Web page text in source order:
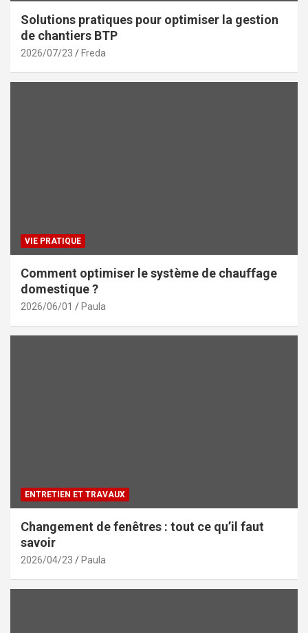
Solutions pratiques pour optimiser la gestion
de chantiers BTP
2026/07/23 Freda
VIE PRATIQUE
Comment optimiser le système de chauffage
domestique ?
2026/06/01 Paula
ENTRETIEN ET TRAVAUX
Changement de fenêtres : tout ce qu’il faut
savoir
2026/04/23 Paula